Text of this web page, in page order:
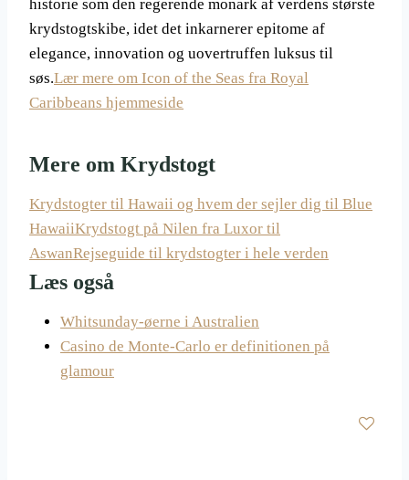
historie som den regerende monark af verdens største
krydstogtskibe, idet det inkarnerer epitome af
elegance, innovation og uovertruffen luksus til
søs.Lær mere om Icon of the Seas fra Royal
Caribbeans hjemmeside
Mere om Krydstogt
Krydstogter til Hawaii og hvem der sejler dig til Blue
HawaiiKrydstogt på Nilen fra Luxor til
AswanRejseguide til krydstogter i hele verden
Læs også
Whitsunday-øerne i Australien
Casino de Monte-Carlo er definitionen på
glamour